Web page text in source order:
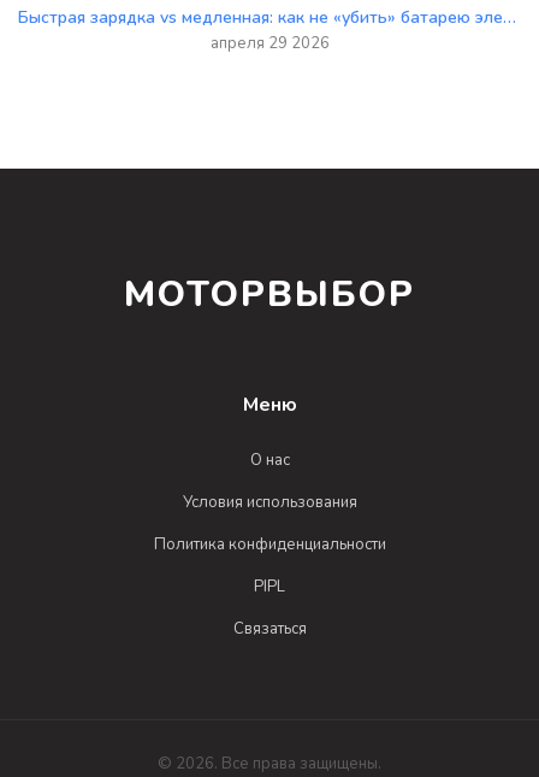
Быстрая зарядка vs медленная: как не «убить» батарею электромобиля
апреля 29 2026
МОТОРВЫБОР
Меню
О нас
Условия использования
Политика конфиденциальности
PIPL
Связаться
© 2026. Все права защищены.